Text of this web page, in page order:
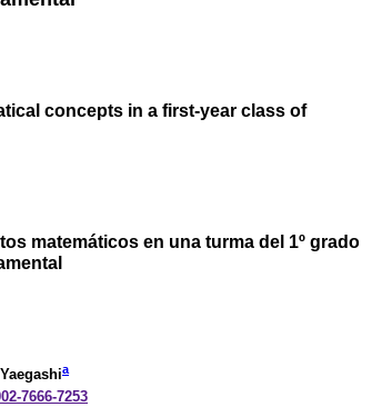
concepts in a first-year class of
matemáticos en una turma del 1º grado
a
7666-7253